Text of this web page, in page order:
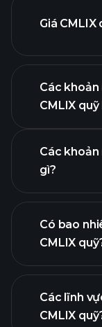
cao
Giá
Các
CMLIX quỹ
Các khoản
gì?
Có bao
CMLIX
Các lĩnh
CMLIX